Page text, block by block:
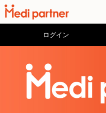
ログイン